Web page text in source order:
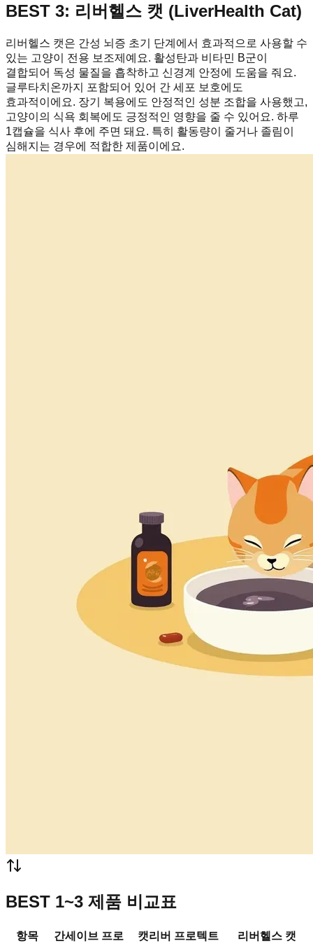
BEST 3: 리버헬스 캣 (LiverHealth Cat)
리버헬스 캣은 간성 뇌증 초기 단계에서 효과적으로 사용할 수
있는 고양이 전용 보조제예요. 활성탄과 비타민 B군이
결합되어 독성 물질을 흡착하고 신경계 안정에 도움을 줘요.
글루타치온까지 포함되어 있어 간 세포 보호에도
효과적이에요. 장기 복용에도 안정적인 성분 조합을 사용했고,
고양이의 식욕 회복에도 긍정적인 영향을 줄 수 있어요. 하루
1캡슐을 식사 후에 주면 돼요. 특히 활동량이 줄거나 졸림이
심해지는 경우에 적합한 제품이에요.
BEST 1~3 제품 비교표
항목 간세이브 프로 캣리버 프로텍트 리버헬스 캣